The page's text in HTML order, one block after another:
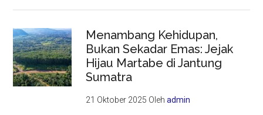
Menambang Kehidupan,
Bukan Sekadar Emas: Jejak
Hijau Martabe di Jantung
Sumatra
21 Oktober 2025 Olehadmin